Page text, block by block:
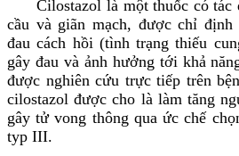
Cilostazol là một thuốc có tác
cầu và giãn mạch, được chỉ
đau cách hồi (tình trạng thiếu
gây đau và ảnh hưởng tới khả
được nghiên cứu trực tiếp trên
cilostazol được cho là làm tăng
gây tử vong thông qua ức chế
typ III.